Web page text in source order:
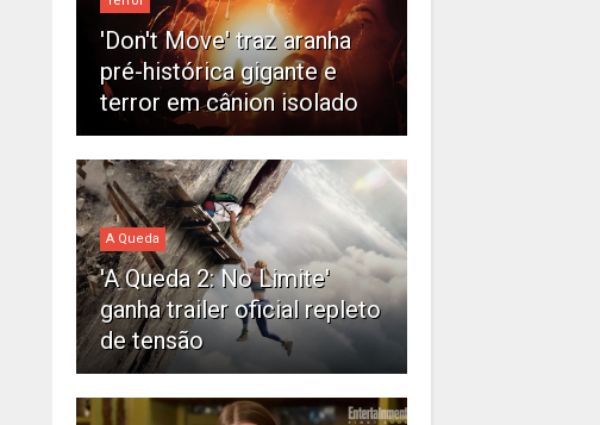
'Don't Move' traz aranha
pré-histórica gigante e
terror em cânion isolado
A Queda
'A Queda 2: No Limite'
ganha trailer oficial repleto
de tensão